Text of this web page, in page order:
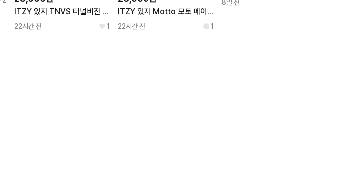
ITZY 있지 TNVS 터널비전 미공포 포토카드 포카 메이크스타 특전
22시간 전 1
ITZY 있지 Motto 모토 메이크스타 미공포 특전 포카 포토카드 대면
22시간 전 1
8일 전